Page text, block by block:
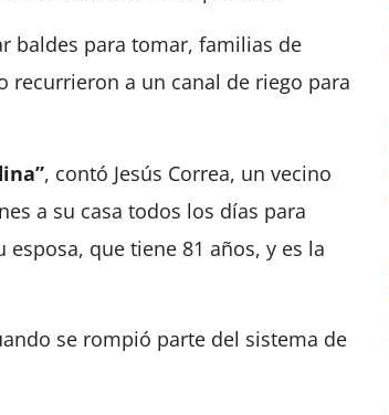
baldes para tomar, familias de
recurrieron a un canal de riego para
, contó Jesús Correa, un vecino
a su casa todos los días para
que tiene 81 años, y es la
se rompió parte del sistema de